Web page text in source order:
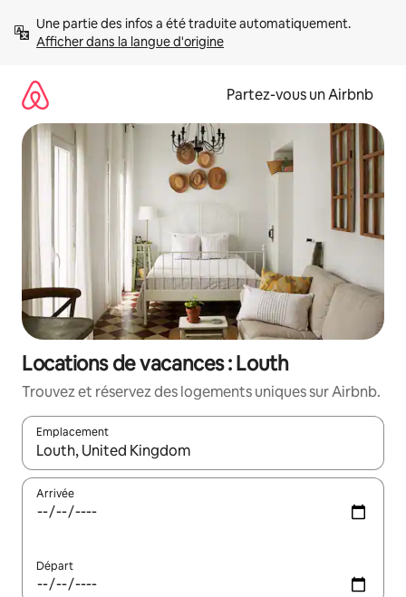
directement
Afficher dans la langue d'origine
Partez-vous un Airbnb
Locations de vacances : Louth
Trouvez et réservez des logements uniques sur Airbnb.
Emplacement
Quand les résultats sont affichés, parcourez-les en utilisant
Arrivée
Départ